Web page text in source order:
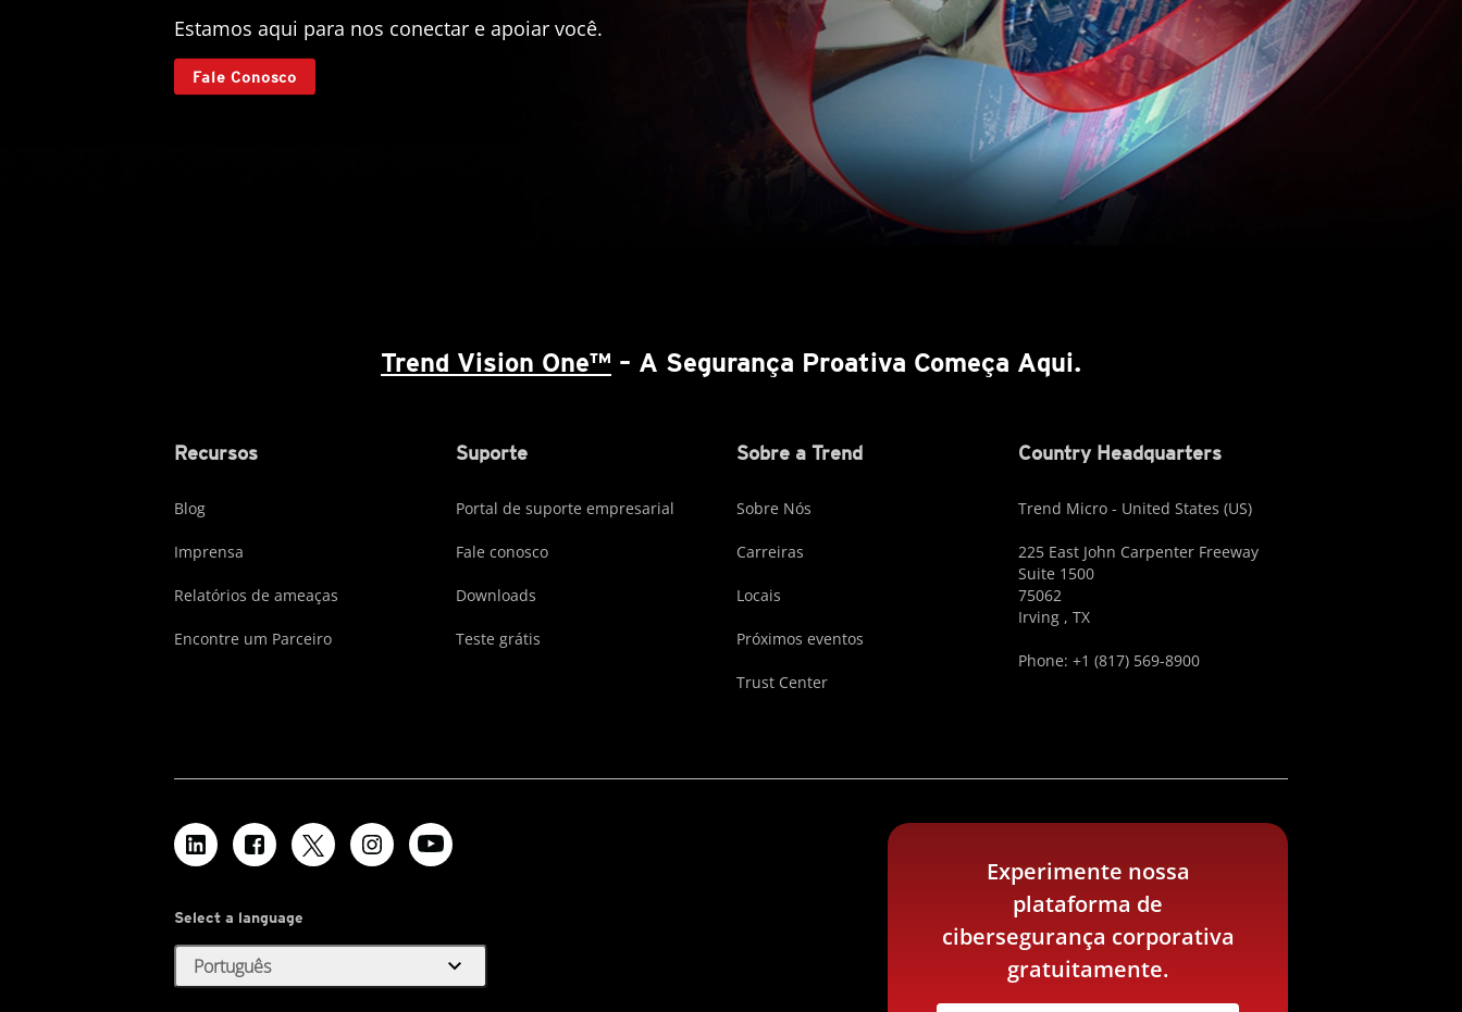
Estamos aqui para nos conectar e apoiar você.
Fale Conosco
Trend Vision One™ – A Segurança Proativa Começa Aqui.
Recursos
Blog
Imprensa
Relatórios de ameaças
Encontre um Parceiro
Suporte
Portal de suporte empresarial
Fale conosco
Downloads
Teste grátis
Sobre a Trend
Sobre Nós
Carreiras
Locais
Próximos eventos
Trust Center
Country Headquarters
Trend Micro - United States (US)
225 East John Carpenter Freeway
Suite 1500
75062
Irving , TX
Phone: +1 (817) 569-8900
Select a language
Português expand_more
Experimente nossa
plataforma de
cibersegurança corporativa
gratuitamente.